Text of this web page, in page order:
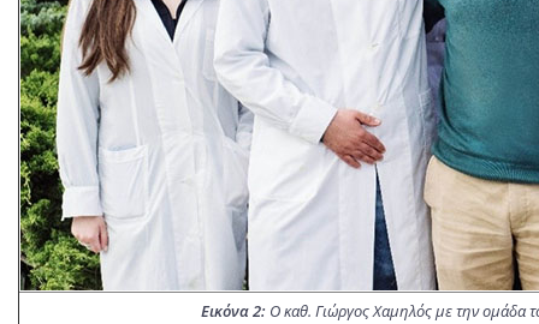
Εικόνα 2: Ο καθ. Γιώργος Χαμηλός με την ομάδα